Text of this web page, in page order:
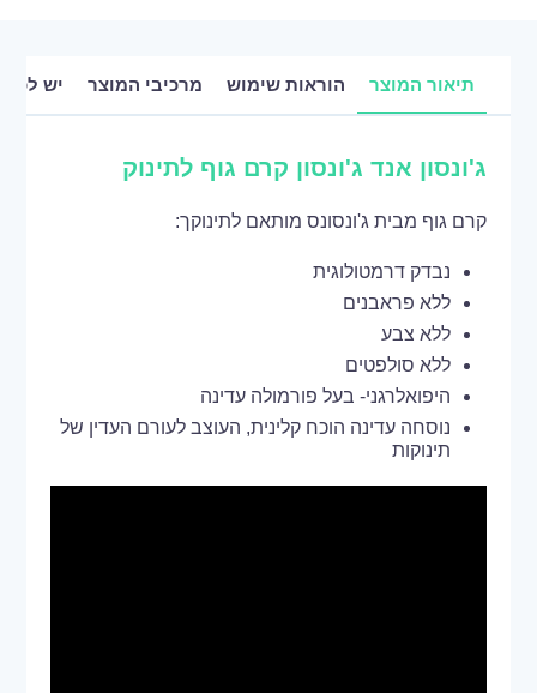
תיאור המוצר הוראות שימוש מרכיבי המוצר יש
ג'ונסון אנד ג'ונסון קרם גוף לתינוק
קרם גוף מבית ג'ונסונס מותאם לתינוקך:
נבדק דרמטולוגית
ללא פראבנים
ללא צבע
ללא סולפטים
היפואלרגני- בעל פורמולה עדינה
נוסחה עדינה הוכח קלינית, העוצב לעורם העדין של
תינוקות